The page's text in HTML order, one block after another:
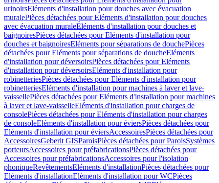
urinoirsEléments d'installation pour douches avec évacuation
muralePièces détachées pour Eléments d'installation pour douches
avec évacuation muraleEléments d'installation pour douches et
baignoiresPièces détachées pour Eléments d'installation pour
douches et baignoiresEléments pour séparations de douchePièces
détachées pour Eléments pour séparations de doucheEléments
d'installation pour déversoirsPièces détachées pour Eléments
d'installation pour déversoirsEléments d'installation pour
robinetteriesPièces détachées pour Eléments d'installation pour
robinetteriesEléments d'installation pour machines à laver et lave-
vaissellePièces détachées pour Eléments d'installation pour machines
à laver et lave-vaisselleEléments d'installation pour charges de
consolePièces détachées pour Eléments d'installation pour charges
de consoleEléments d'installation pour éviersPièces détachées pour
Eléments d'installation pour éviersAccessoiresPièces détachées pour
AccessoiresGeberit GISParoisPièces détachées pour ParoisSystèmes
porteursAccessoires pour préfabricationsPièces détachées pour
Accessoires pour préfabricationsAccessoires pour l'isolation
phoniqueRevêtementsEléments d'installationPièces détachées pour
Eléments d'installationEléments d'installation pour WCPièces